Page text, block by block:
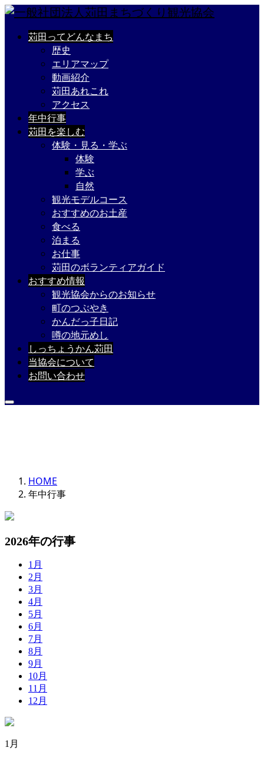
苅田ってどんなまち
歴史
エリアマップ
動画紹介
苅田あれこれ
アクセス
年中行事
苅田を楽しむ
体験・見る・学ぶ
体験
学ぶ
自然
観光モデルコース
おすすめのお土産
食べる
泊まる
お仕事
苅田のボランティアガイド
おすすめ情報
観光協会からのお知らせ
町のつぶやき
かんだっ子日記
噂の地元めし
しっちょうかん苅田
当協会について
お問い合わせ
HOME
年中行事
2026年の行事
1月
2月
3月
4月
5月
6月
7月
8月
9月
10月
11月
12月
1月